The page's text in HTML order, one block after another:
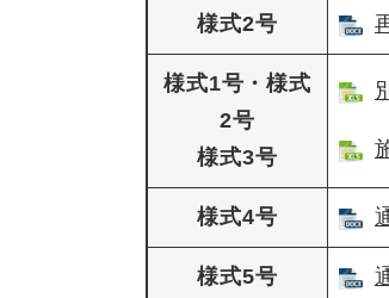
様式2号
様式1号・様式
2号
様式3号
様式4号
様式5号